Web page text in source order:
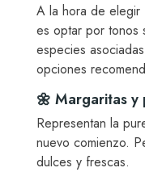
A la hora de elegir
es optar por tonos
especies
opciones
🌼 Margaritas y
Representan la
nuevo comienzo.
dulces y frescas.